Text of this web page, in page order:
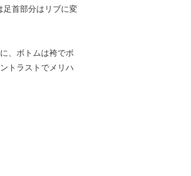
足首部分はリブに変
、ボトムは袴でボ
トラストでメリハ